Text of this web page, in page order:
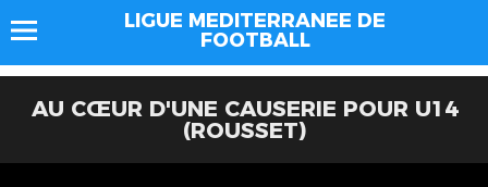
LIGUE MEDITERRANEE DE
FOOTBALL
AU CŒUR D'UNE CAUSERIE POUR U14
(ROUSSET)